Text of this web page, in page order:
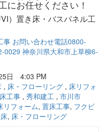
にお任せください！
）置き床・バスパネル工
日 4:03 PM
, 床・フローリング , 床リフォ
工事 , 秀和建工 , 市川市
リフォーム, 置床工事, フクビ
, 床・フローリング